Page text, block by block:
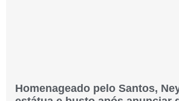
Homenageado pelo Santos,